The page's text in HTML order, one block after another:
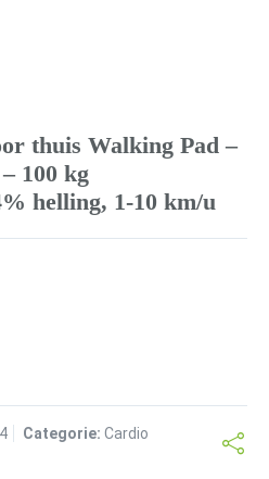
thuis Walking Pad –
100 kg
helling, 1-10 km/u
Categorie: Cardio